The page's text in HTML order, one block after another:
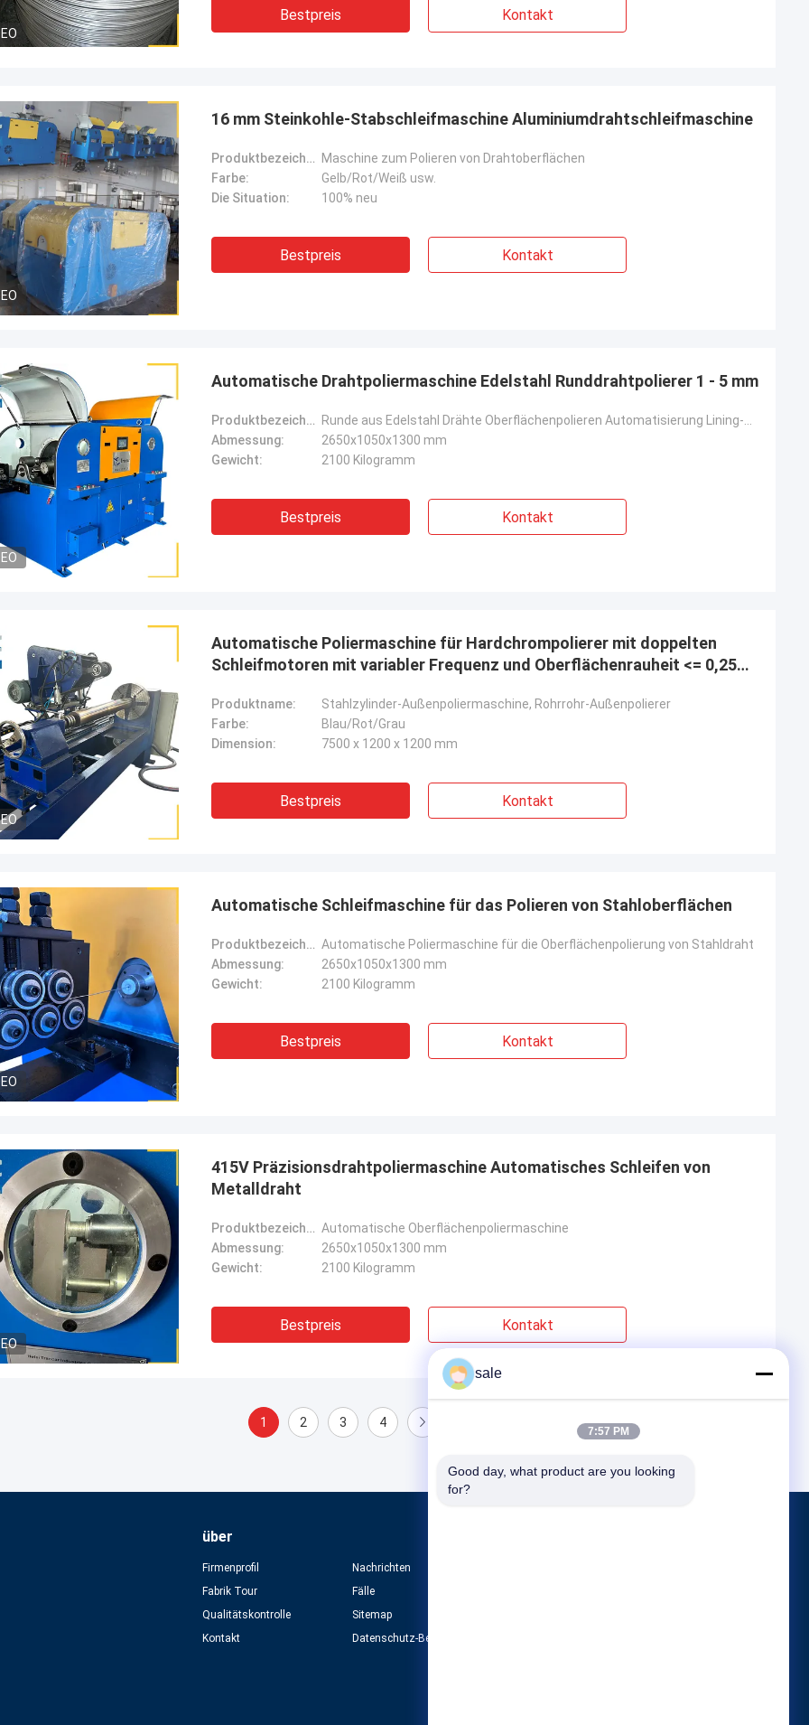
Bestpreis Kontakt
16 mm Steinkohle-Stabschleifmaschine Aluminiumdrahtschleifmaschine
Produktbezeichnung:
Maschine zum Polieren von Drahtoberflächen
Farbe:
Gelb/Rot/Weiß usw.
Die Situation:
100% neu
Bestpreis Kontakt
Automatische Drahtpoliermaschine Edelstahl Runddrahtpolierer 1 - 5 mm
Produktbezeichnung:
Abmessung:
2650x1050x1300 mm
Gewicht:
2100 Kilogramm
Bestpreis Kontakt
Automatische Poliermaschine für Hardchrompolierer mit doppelten
Schleifmotoren mit variabler Frequenz und Oberflächenrauheit <= 0,25
Produktname:
Stahlzylinder-Außenpoliermaschine, Rohrrohr-Außenpolierer
Farbe:
Blau/Rot/Grau
Dimension:
7500 x 1200 x 1200 mm
Bestpreis Kontakt
Automatische Schleifmaschine für das Polieren von Stahloberflächen
Produktbezeichnung: Automatische Poliermaschine für die Oberflächenpolierung von Stahldraht
Abmessung:
2650x1050x1300 mm
Gewicht:
2100 Kilogramm
Bestpreis Kontakt
415V Präzisionsdrahtpoliermaschine Automatisches Schleifen von
Metalldraht
Produktbezeichnung: Automatische Oberflächenpoliermaschine
Abmessung:
2650x1050x1300 mm
Gewicht:
2100 Kilogramm
Bestpreis Kontakt
1 2 3 4
über
Firmenprofil
Fabrik Tour
Qualitätskontrolle
Kontakt
Nachrichten
Fälle
Sitemap
Datenschutz-Bestimmungen
sale
7:57 PM
Good day, what product are you looking
for?